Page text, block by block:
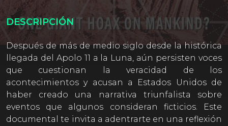
DESCRIPCIÓN
Después de más de medio siglo desde la histórica
llegada del Apolo 11 a la Luna, aún persisten voces
que cuestionan la veracidad de los
acontecimientos y acusan a Estados Unidos de
haber creado una narrativa triunfalista sobre
eventos que algunos consideran ficticios. Este
documental te invita a adentrarte en una reflexión